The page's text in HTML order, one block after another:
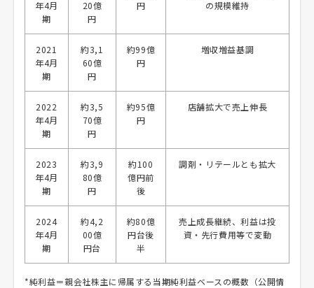
年4月
期
20億
円
円
の規模維持
2021
年4月
期
約3,1
60億
円
約99億
円
増収増益基調
2022
年4月
期
約3,5
70億
円
約95億
円
店舗拡大で売上伸長
2023
年4月
期
約3,9
80億
円
約100
億円前
後
調剤・リテールとも拡大
2024
年4月
期
約4,2
00億
円台
約80億
円台後
半
売上成長継続、利益は投
資・先行費用等で変動
*純利益＝親会社株主に帰属する当期純利益ベースの概数（公開情